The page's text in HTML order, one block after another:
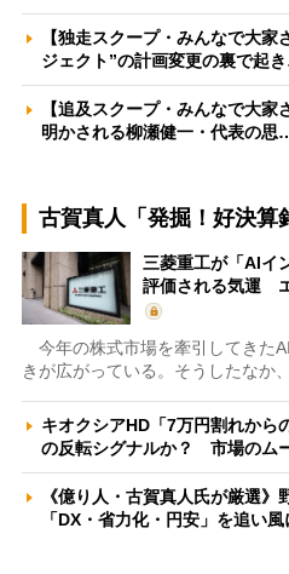
【独走スクープ・みんなで大
ジェクト”の計画変更の裏で起
【追及スクープ・みんなで大
明かされる柳瀬健一・代表の思
古賀真人「発掘！好決算
三菱重工が「AIイ
評価される気運
今年の株式市場を牽引してきた
きが広がっている。そうしたなか
キオクシアHD「7万円割れから
の反転シグナルか？ 市場のム
《億り人・古賀真人氏が厳選》
「DX・省力化・円安」を追い